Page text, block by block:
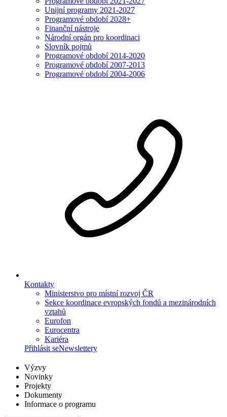
Unijní programy 2021-2027
Programové období 2028+
Finanční nástroje
Národní orgán pro koordinaci
Slovník pojmů
Programové období 2014-2020
Programové období 2007-2013
Programové období 2004-2006
Kontakty
Ministerstvo pro místní rozvoj ČR
Sekce koordinace evropských fondů a mezinárodních
vztahů
Eurofon
Eurocentra
Kariéra
Přihlásit seNewslettery
Výzvy
Novinky
Projekty
Dokumenty
Informace o programu